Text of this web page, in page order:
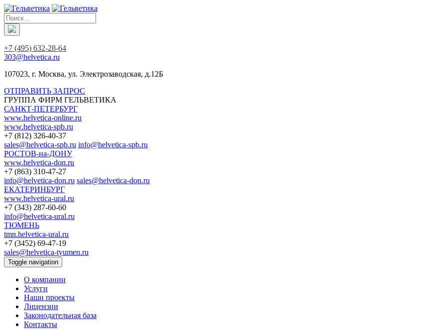
+7 (495) 632-28-64
303@helvetica.ru
107023, г. Москва, ул. Электрозаводская, д.12Б
ОТПРАВИТЬ ЗАПРОС
ГРУППА ФИРМ ГЕЛЬВЕТИКА
САНКТ-ПЕТЕРБУРГ
www.helvetica-online.ru
www.helvetica-spb.ru
+7 (812) 326-40-37
sales@helvetica-spb.ru info@helvetica-spb.ru
РОСТОВ-на-ДОНУ
www.helvetica-don.ru
+7 (863) 310-47-27
info@helvetica-don.ru sales@helvetica-don.ru
ЕКАТЕРИНБУРГ
www.helvetica-ural.ru
+7 (343) 287-60-60
info@helvetica-ural.ru
ТЮМЕНЬ
tmn.helvetica-ural.ru
+7 (3452) 69-47-19
sales@helvetica-tyumen.ru
Toggle navigation
О компании
Услуги
Наши проекты
Лицензии
Законодательная база
Контакты